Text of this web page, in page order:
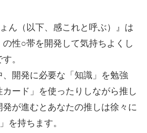
ん（以下、感これと呼ぶ）』は
性○帯を開発して気持ちよくし
。
開発に必要な「知識」を勉強
カード」を使ったりしながら推し
発が進むとあなたの推しは徐々に
を持ちます。